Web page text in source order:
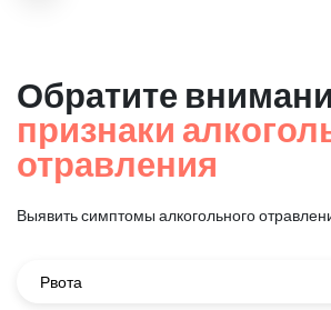
Обратите
признаки
отравления
Выявить симптомы алкогольного
Рвота